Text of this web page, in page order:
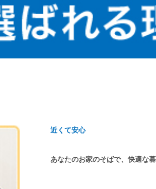
近くて安心
あなたのお家のそばで、快適な